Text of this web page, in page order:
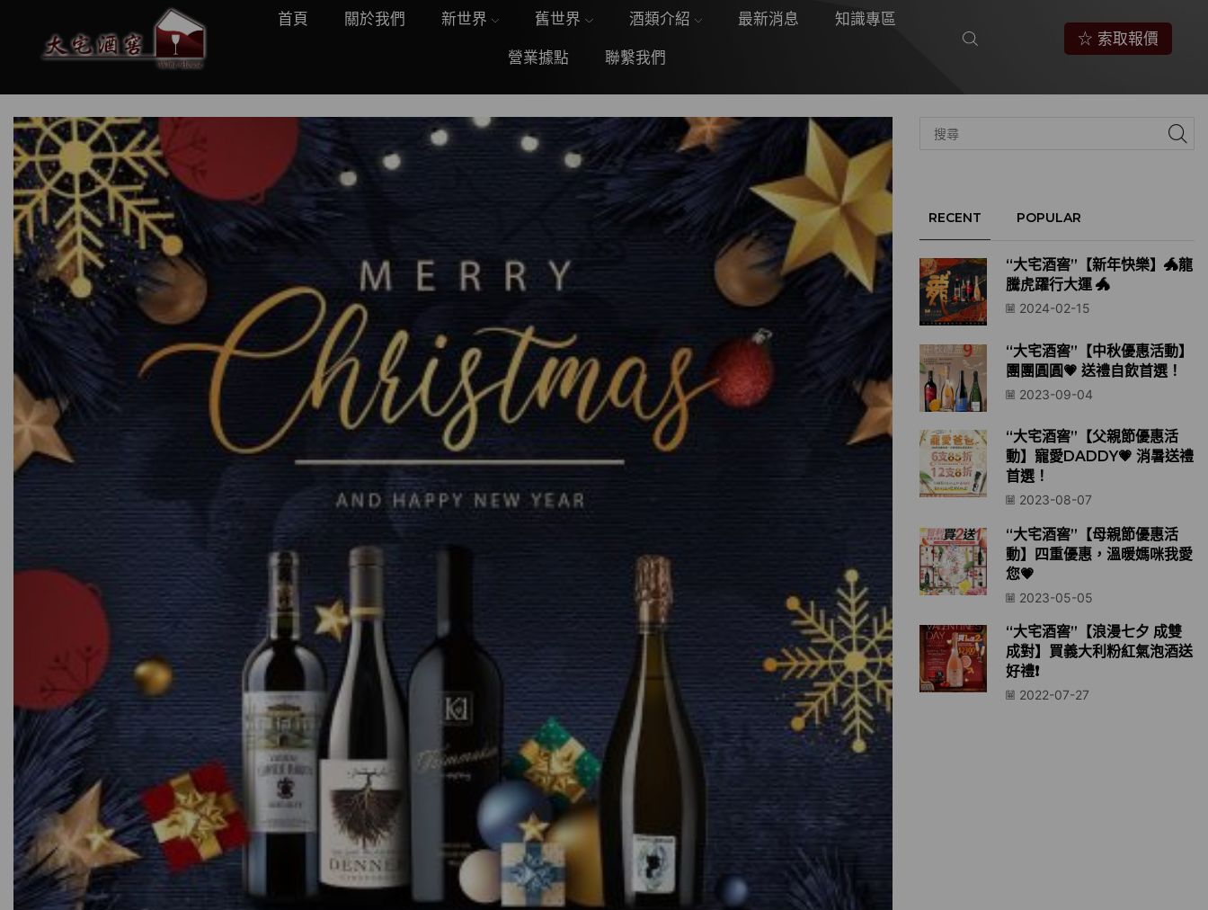
首頁 關於我們 新世界 舊世界 酒類介紹 最新消息 知識專區
營業據點 聯繫我們
☆ 索取報價
RECENT POPULAR
“大宅酒窖”【新年快樂】🐲龍
騰虎躍行大運 🐲
2024-02-15
“大宅酒窖”【中秋優惠活動】
團團圓圓💗 送禮自飲首選！
2023-09-04
“大宅酒窖”【父親節優惠活
動】寵愛DADDY💗 消暑送禮
首選！
2023-08-07
“大宅酒窖”【母親節優惠活
動】四重優惠，溫暖媽咪我愛
您💗
2023-05-05
“大宅酒窖”【浪漫七夕 成雙
成對】買義大利粉紅氣泡酒送
好禮❗️
2022-07-27